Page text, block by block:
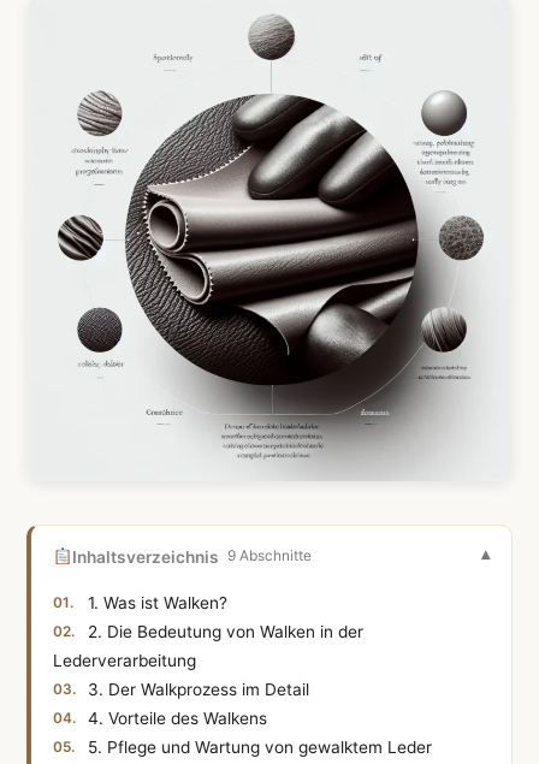
Inhaltsverzeichnis 9 Abschnitte
1. Was ist Walken?
2. Die Bedeutung von Walken in der
Lederverarbeitung
3. Der Walkprozess im Detail
4. Vorteile des Walkens
5. Pflege und Wartung von gewalktem Leder